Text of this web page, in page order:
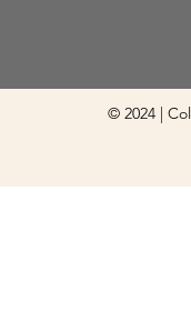
© 2024 |